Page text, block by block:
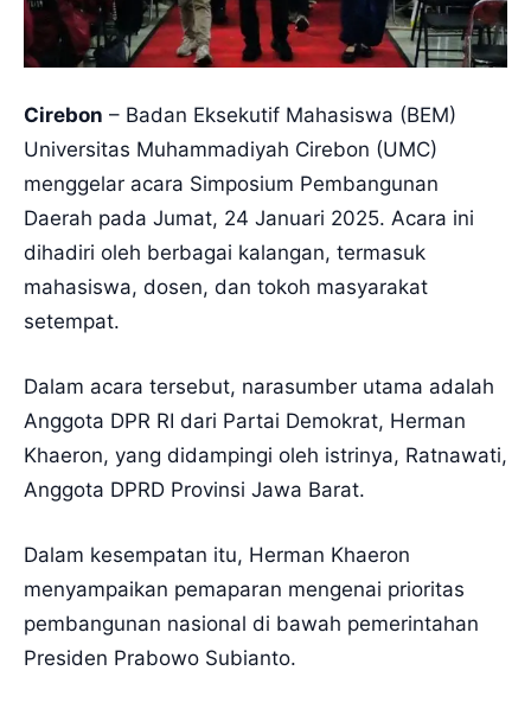
Cirebon – Badan Eksekutif Mahasiswa (BEM)
Universitas Muhammadiyah Cirebon (UMC)
menggelar acara Simposium Pembangunan
Daerah pada Jumat, 24 Januari 2025. Acara ini
dihadiri oleh berbagai kalangan, termasuk
mahasiswa, dosen, dan tokoh masyarakat
setempat.
Dalam acara tersebut, narasumber utama adalah
Anggota DPR RI dari Partai Demokrat, Herman
Khaeron, yang didampingi oleh istrinya, Ratnawati,
Anggota DPRD Provinsi Jawa Barat.
Dalam kesempatan itu, Herman Khaeron
menyampaikan pemaparan mengenai prioritas
pembangunan nasional di bawah pemerintahan
Presiden Prabowo Subianto.